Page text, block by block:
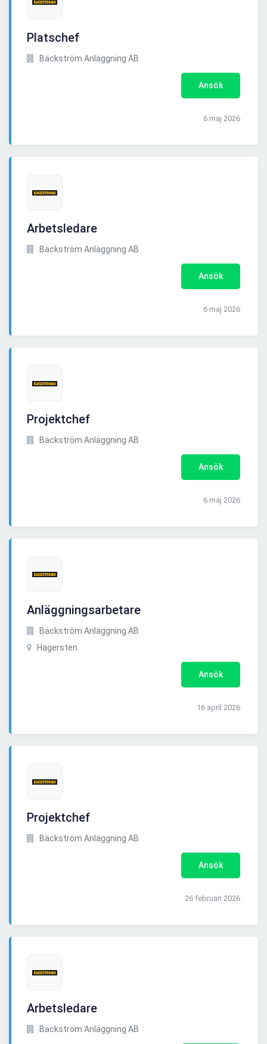
Platschef
Bäckström Anläggning AB
Ansök
6 maj 2026
Arbetsledare
Bäckström Anläggning AB
Ansök
6 maj 2026
Projektchef
Bäckström Anläggning AB
Ansök
6 maj 2026
Anläggningsarbetare
Bäckström Anläggning AB
Hägersten
Ansök
16 april 2026
Projektchef
Bäckström Anläggning AB
Ansök
26 februari 2026
Arbetsledare
Bäckström Anläggning AB